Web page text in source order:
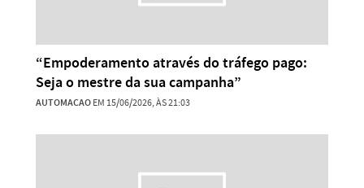
“Empoderamento através do tráfego pago:
Seja o mestre da sua campanha”
AUTOMACAOEM 15/06/2026, ÀS 21:03